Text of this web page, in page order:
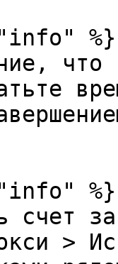
%}
что
%}
счет
>